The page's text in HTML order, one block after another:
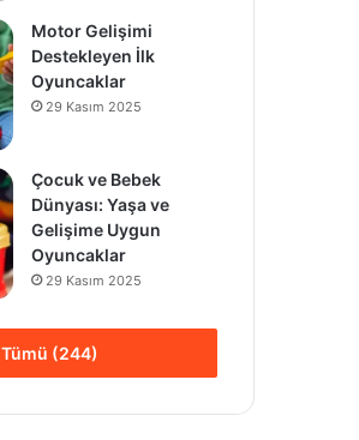
Motor Gelişimi
Destekleyen İlk
Oyuncaklar
29 Kasım 2025
Çocuk ve Bebek
Dünyası: Yaşa ve
Gelişime Uygun
Oyuncaklar
29 Kasım 2025
Tümü (244)